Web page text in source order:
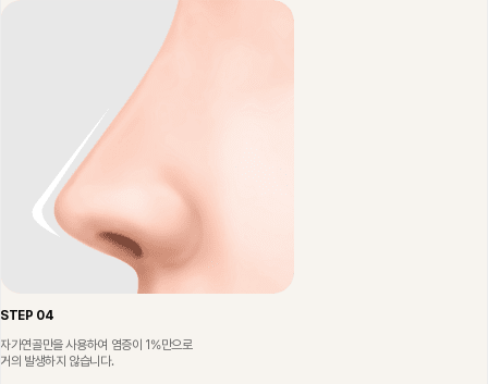
STEP 04
자가연골만을 사용하여 염증이 1%만으로
거의 발생하지 않습니다.